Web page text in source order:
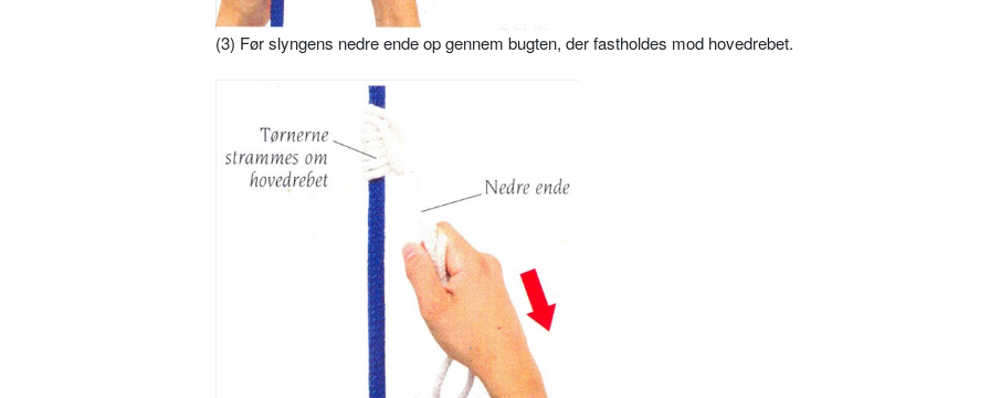
(3) Før slyngens nedre ende op gennem bugten, der fastholdes mod hovedrebet.